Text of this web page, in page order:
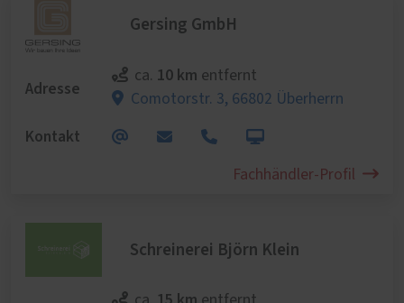
Gersing GmbH
Adresse
ca. 10 km entfernt
Comotorstr. 3, 66802 Überherrn
Kontakt
Fachhändler-Profil
Schreinerei Björn Klein